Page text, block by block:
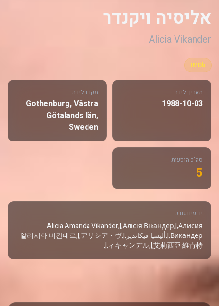
אליסיה ויקנדר
Alicia Vikander
IMDb
תאריך לידה
1988-10-03
מקום לידה
Gothenburg, Västra
Götalands län,
Sweden
סה"כ הופעות
5
ידועים גם כ
Alicia Amanda Vikander,|,Алісія Вікандер,|,Алисия
Викандер,|,أليسيا فيكاندير,|,알리시아 비칸데르,|,アリシア・ヴ
ィキャンデル,|,艾莉西亞·維肯特,|,